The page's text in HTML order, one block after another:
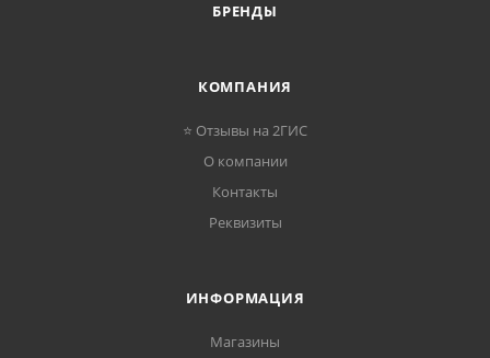
БРЕНДЫ
КОМПАНИЯ
⭐ Отзывы на 2ГИС
О компании
Контакты
Реквизиты
ИНФОРМАЦИЯ
Магазины